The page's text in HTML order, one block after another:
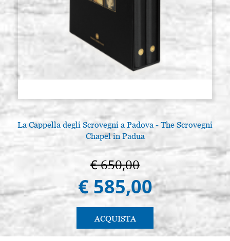
La Cappella degli Scrovegni a Padova - The Scrovegni
Chapel in Padua
€ 650,00
€ 585,00
ACQUISTA